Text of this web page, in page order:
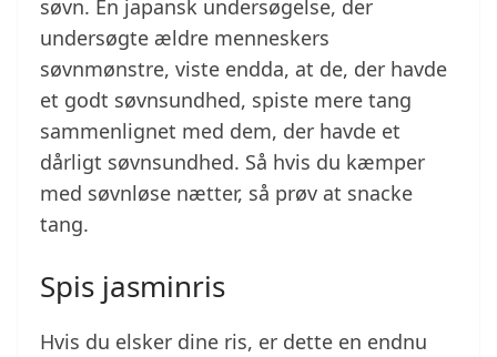
søvn. En japansk undersøgelse, der
undersøgte ældre menneskers
søvnmønstre, viste endda, at de, der havde
et godt søvnsundhed, spiste mere tang
sammenlignet med dem, der havde et
dårligt søvnsundhed. Så hvis du kæmper
med søvnløse nætter, så prøv at snacke
tang.
Spis jasminris
Hvis du elsker dine ris, er dette en endnu